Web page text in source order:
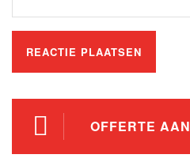
OFFERTE